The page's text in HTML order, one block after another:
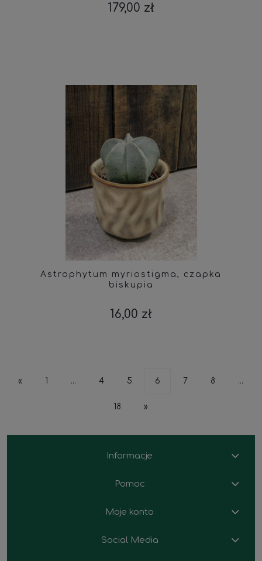
179,00 zł
Astrophytum myriostigma, czapka
biskupia
16,00 zł
« 1 ... 4 5 6 7 8 ...
18 »
Informacje
Pomoc
Moje konto
Social Media